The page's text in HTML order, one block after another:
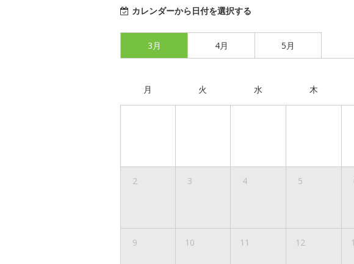
カレンダーから日付を選択する
3月 4月 5月
月 火 水 木
2 3 4 5
9 10 11 12